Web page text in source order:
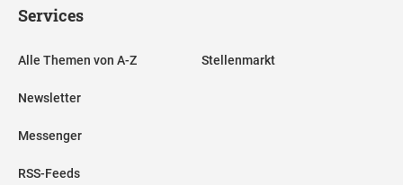
Services
Alle Themen von A-Z
Newsletter
Messenger
RSS-Feeds
Stellenmarkt